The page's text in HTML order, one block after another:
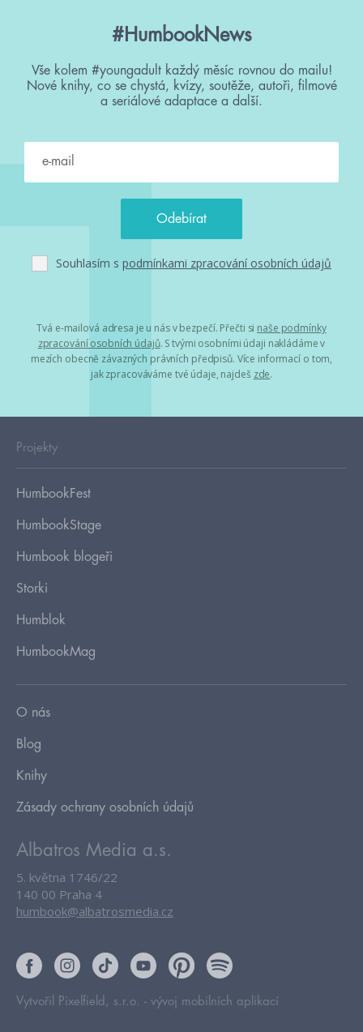
#HumbookNews
Vše kolem #youngadult každý měsíc rovnou do mailu!
Nové knihy, co se chystá, kvízy, soutěže, autoři, filmové
a seriálové adaptace a další.
Souhlasím s podmínkami zpracování osobních údajů
Tvá e-mailová adresa je u nás v bezpečí. Přečti si naše podmínky
zpracování osobních údajů. S tvými osobními údaji nakládáme v
mezích obecně závazných právních předpisů. Více informací o tom,
jak zpracováváme tvé údaje, najdeš zde.
Projekty
HumbookFest
HumbookStage
Humbook blogeři
Storki
Humblok
HumbookMag
O nás
Blog
Knihy
Zásady ochrany osobních údajů
Albatros Media a.s.
5. května 1746/22
140 00 Praha 4
humbook@albatrosmedia.cz
Vytvořil Pixelfield, s.r.o. - vývoj mobilních aplikací